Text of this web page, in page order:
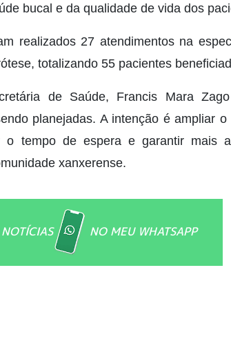
bucal e da qualidade de vida dos
realizados 27 atendimentos na
totalizando 55 pacientes
de Saúde, Francis Mara
planejadas. A intenção é ampliar
o tempo de espera e garantir mais
xanxerense.
NO MEU WHATSAPP